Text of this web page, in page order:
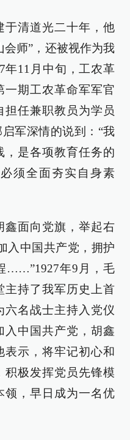
于清道光二十年，他
会师”，还被视作为我
年11月中旬，工农革
一期工农革命军军官
担任兼职教员为学员
军深情的说到：“我
，是各项教育任务的
须全面夯实自身素
鑫面向党旗，举起右
入中国共产党，拥护
……”1927年9月，毛
主持了我军历史上首
六名战士主持入党仪
入中国共产党，胡鑫
表示，将牢记初心和
积极发挥党员先锋模
领，早日成为一名优